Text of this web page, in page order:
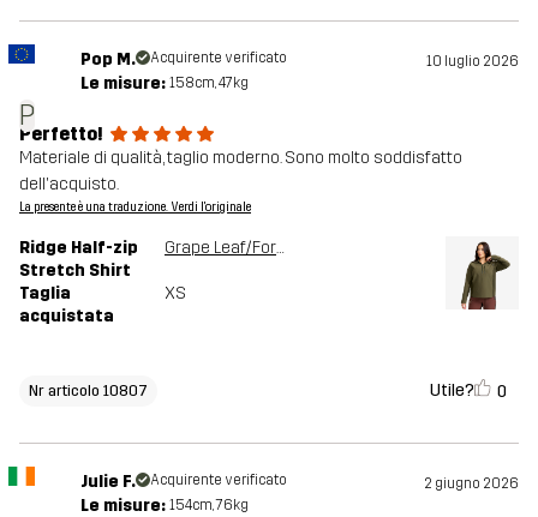
P
Pop M. Acquirente verificato 10 luglio 2026
Le misure: 158cm, 47kg
Perfetto!
Materiale di qualità, taglio moderno. Sono molto soddisfatto
dell'acquisto.
La presente è una traduzione. Verdi l'originale
Ridge Half-zip
Stretch Shirt
Grape Leaf/Forest Night
Taglia
acquistata
XS
Nr articolo 10807 Utile? 0
Julie F. Acquirente verificato 2 giugno 2026
Le misure: 154cm, 76kg